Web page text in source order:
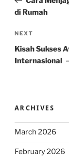
di Rumah
Next
Post
NEXT
Kisah Sukses
Internasional
ARCHIVES
March 2026
February 2026